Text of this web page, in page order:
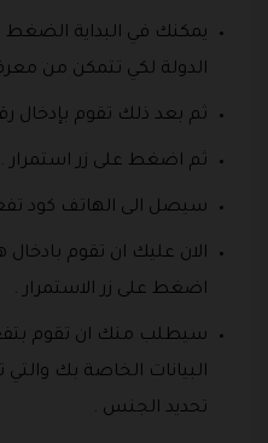
يمكنك في البداية الضغط
الدولة لكي تتمكن من
ثم بعد ذلك تقوم بإدخال
ثم اضغط على زر استمرار .
سيصل الى الهاتف كود
الان عليك ان تقوم بادخال
اضغط على زر الاستمرار .
سيطلب منك ان تقوم
البيانات الخاصة بك
تحديد الجنس .